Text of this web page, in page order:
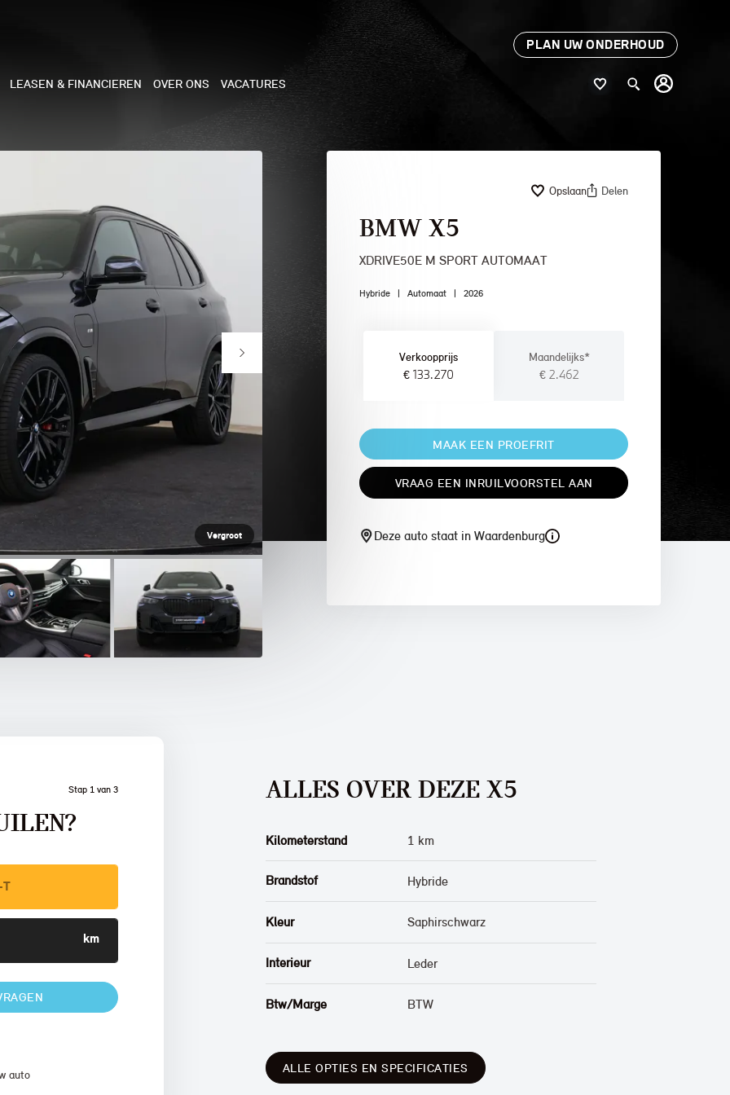
PLAN UW ONDERHOUD
3-DEURS
CABRIO
5-DEURS
COOPER WORKS
SMITH EDITION
LEASEN & FINANCIEREN OVER ONS VACATURES
Vergroot
Opslaan Delen
BMW X5
XDRIVE50E M SPORT AUTOMAAT
Hybride | Automaat | 2026
Verkoopprijs
€ 133.270
Maandelijks*
€ 2.462
MAAK EEN PROEFRIT
VRAAG EEN INRUILVOORSTEL AAN
Deze auto staat in Waardenburg
Stap 1 van 3
auto
ALLES OVER DEZE X5
Kilometerstand 1 km
Brandstof Hybride
Kleur Saphirschwarz
Interieur Leder
Btw/Marge BTW
ALLE OPTIES EN SPECIFICATIES